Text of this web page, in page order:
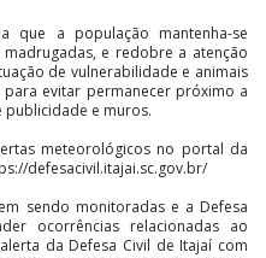
que a população mantenha-se
e redobre a atenção
de vulnerabilidade e animais
evitar permanecer próximo a
publicidade e muros.
meteorológicos no portal da
defesacivil.itajai.sc.gov.br/
sendo monitoradas e a Defesa
ocorrências relacionadas ao
da Defesa Civil de Itajaí com